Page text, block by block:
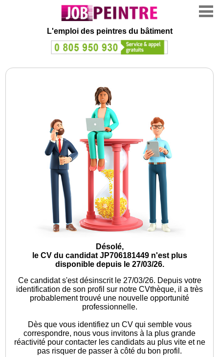
L'emploi des peintres du bâtiment
Désolé,
le CV du candidat JP706181449 n'est plus
disponible depuis le 27/03/26.
Ce candidat s'est désinscrit le 27/03/26. Depuis votre
identification de son profil sur notre CVthèque, il a très
probablement trouvé une nouvelle opportunité
professionnelle.
Dès que vous identifiez un CV qui semble vous
correspondre, nous vous invitons à la plus grande
réactivité pour contacter les candidats au plus vite et ne
pas risquer de passer à côté du bon profil.